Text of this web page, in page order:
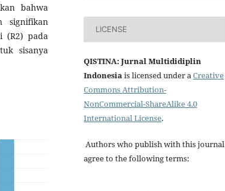
bahwa
signifikan
(R2) pada
sisanya
LICENSE
QISTINA: Jurnal Multididiplin
Indonesiais licensed under aCreative
Commons Attribution-
NonCommercial-ShareAlike 4.0
International License.
Authors who publish with this journal
agree to the following terms: